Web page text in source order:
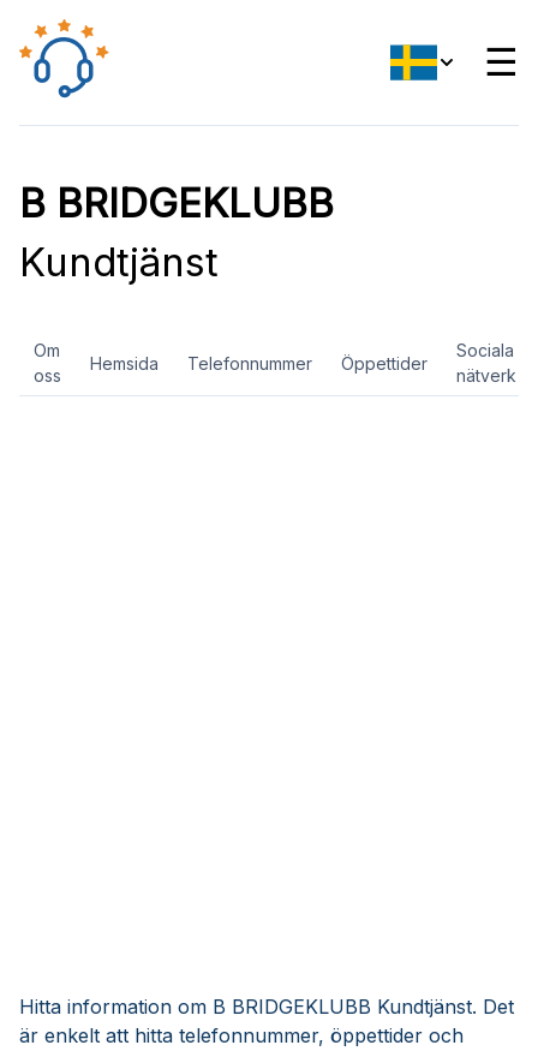
☰
B BRIDGEKLUBB
Kundtjänst
Om
oss
Hemsida Telefonnummer Öppettider
Sociala
nätverk
Hitta information om B BRIDGEKLUBB Kundtjänst. Det
är enkelt att hitta telefonnummer, öppettider och